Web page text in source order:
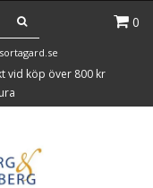
0
vid köp över 800 kr